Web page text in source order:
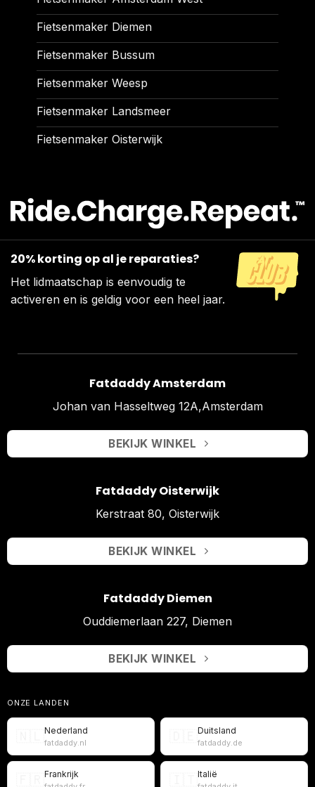
Fietsenmaker Diemen
Fietsenmaker Bussum
Fietsenmaker Weesp
Fietsenmaker Landsmeer
Fietsenmaker Oisterwijk
20% korting op al je reparaties?
Het lidmaatschap is eenvoudig te
activeren en is geldig voor een heel jaar.
Fatdaddy Amsterdam
Johan van Hasseltweg 12A,Amsterdam
BEKIJK WINKEL
Fatdaddy Oisterwijk
Kerstraat 80, Oisterwijk
BEKIJK WINKEL
Fatdaddy Diemen
Ouddiemerlaan 227, Diemen
BEKIJK WINKEL
ONZE LANDEN
Nederland
fatdaddy.nl
Duitsland
fatdaddy.de
Frankrijk Italië